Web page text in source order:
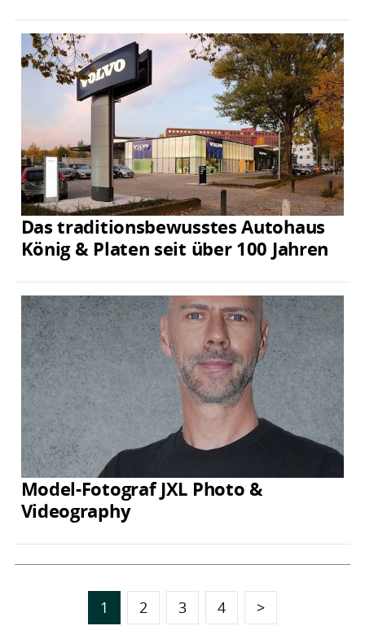
Das traditionsbewusstes Autohaus
König & Platen seit über 100 Jahren
Model-Fotograf JXL Photo &
Videography
1 2 3 4 >